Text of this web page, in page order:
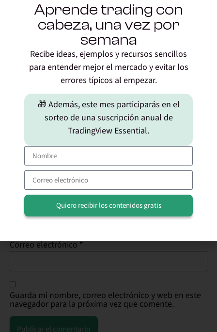
Deja una respuesta
Tu dirección de correo electrónico no será publicada.
Los campos obligatorios están marcados con
Comentario*
Correo electrónico*
Guarda mi nombre, correo electrónico y web en este
navegador para la próxima vez que comente.
Aprende trading con
cabeza, una vez por
semana
Recibe ideas, ejemplos y recursos sencillos
para entender mejor el mercado y evitar los
errores típicos al empezar.
🎁 Además, este mes participarás en el
sorteo de una suscripción anual de
TradingView Essential.
Quiero recibir los contenidos gratis